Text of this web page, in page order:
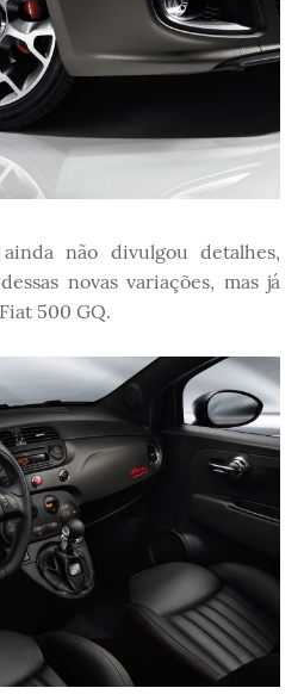
não divulgou detalhes,
novas variações, mas já
500 GQ.